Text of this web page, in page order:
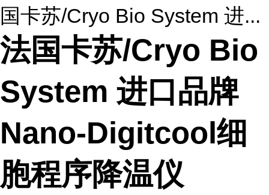
国卡苏/Cryo Bio System 进...
法国卡苏/Cryo Bio
System 进口品牌
Nano-Digitcool细
胞程序降温仪